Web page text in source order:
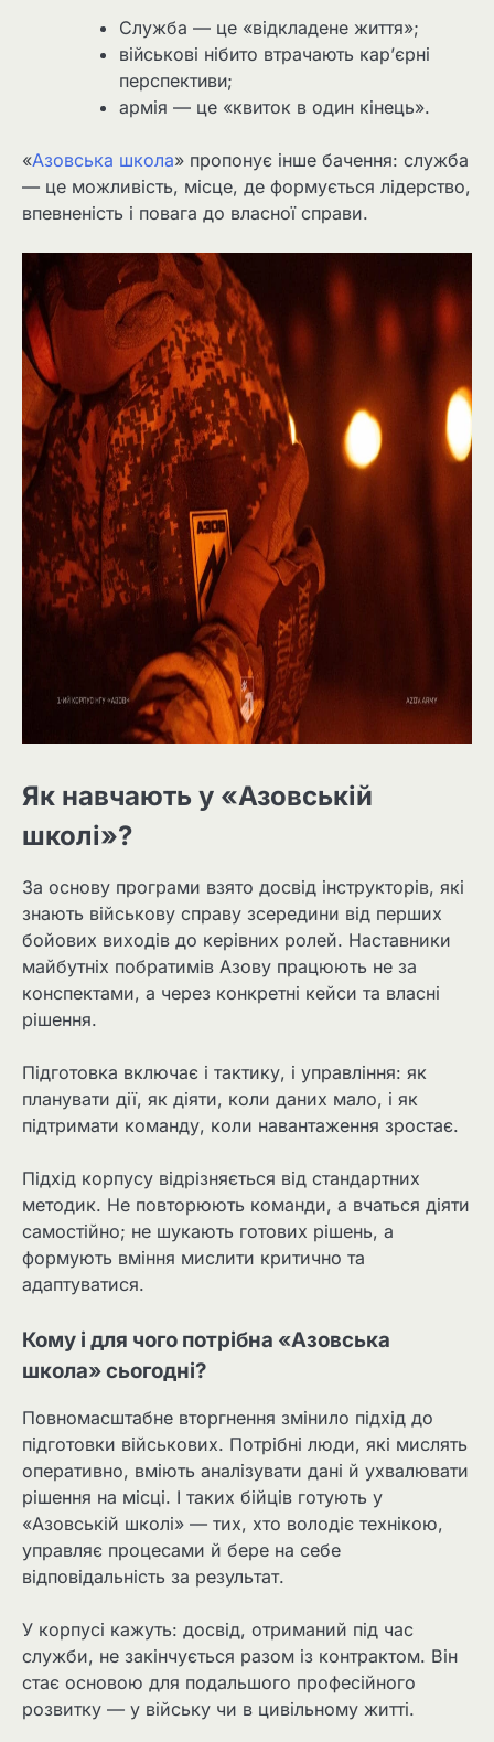
Служба — це «відкладене життя»;
військові нібито втрачають кар’єрні
перспективи;
армія — це «квиток в один кінець».
«Азовська школа» пропонує інше бачення: служба
— це можливість, місце, де формується лідерство,
впевненість і повага до власної справи.
Як навчають у «Азовській
школі»?
За основу програми взято досвід інструкторів, які
знають військову справу зсередини від перших
бойових виходів до керівних ролей. Наставники
майбутніх побратимів Азову працюють не за
конспектами, а через конкретні кейси та власні
рішення.
Підготовка включає і тактику, і управління: як
планувати дії, як діяти, коли даних мало, і як
підтримати команду, коли навантаження зростає.
Підхід корпусу відрізняється від стандартних
методик. Не повторюють команди, а вчаться діяти
самостійно; не шукають готових рішень, а
формують вміння мислити критично та
адаптуватися.
Кому і для чого потрібна «Азовська
школа» сьогодні?
Повномасштабне вторгнення змінило підхід до
підготовки військових. Потрібні люди, які мислять
оперативно, вміють аналізувати дані й ухвалювати
рішення на місці. І таких бійців готують у
«Азовській школі» — тих, хто володіє технікою,
управляє процесами й бере на себе
відповідальність за результат.
У корпусі кажуть: досвід, отриманий під час
служби, не закінчується разом із контрактом. Він
стає основою для подальшого професійного
розвитку — у війську чи в цивільному житті.